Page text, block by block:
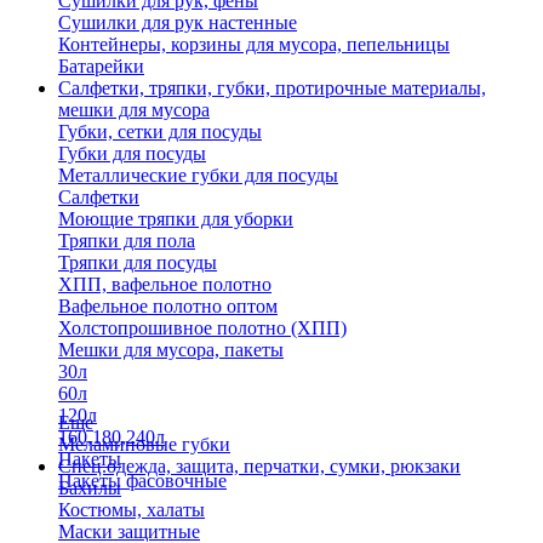
Сушилки для рук настенные
Контейнеры, корзины для мусора, пепельницы
Батарейки
Салфетки, тряпки, губки, протирочные материалы,
мешки для мусора
Губки, сетки для посуды
Губки для посуды
Металлические губки для посуды
Салфетки
Моющие тряпки для уборки
Тряпки для пола
Тряпки для посуды
ХПП, вафельное полотно
Вафельное полотно оптом
Холстопрошивное полотно (ХПП)
Мешки для мусора, пакеты
30л
60л
120л
160,180,240л
Пакеты
Пакеты фасовочные
Еще
Меламиновые губки
Спец.одежда, защита, перчатки, сумки, рюкзаки
Бахилы
Костюмы, халаты
Маски защитные